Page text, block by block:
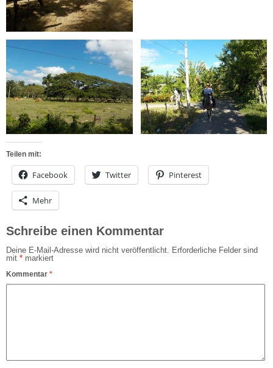
Teilen mit:
Facebook Twitter Pinterest
Mehr
Schreibe einen Kommentar
Deine E-Mail-Adresse wird nicht veröffentlicht. Erforderliche Felder sind
mit * markiert
Kommentar *